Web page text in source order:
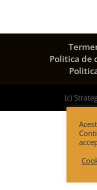
Politica de
(c)